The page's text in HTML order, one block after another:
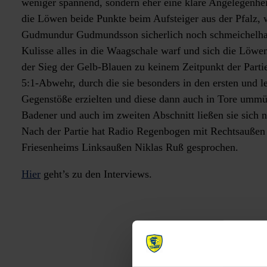
weniger spannend, sondern eher eine klare
die Löwen beide Punkte beim Aufsteiger aus der Pfalz,
Gudmundur Gudmundsson sicherlich noch
Kulisse alles in die Waagschale warf und sich die
der Sieg der Gelb-Blauen zu keinem Zeitpunkt der
5:1-Abwehr, durch die sie besonders in den ersten
Gegenstöße erzielten und diese dann auch in Tore
Badener und auch im zweiten Abschnitt ließen sie sich
Nach der Partie hat Radio Regenbogen mit
Friesenheims Linksaußen Niklas Ruß gesprochen.
Hier geht’s zu den Interviews.